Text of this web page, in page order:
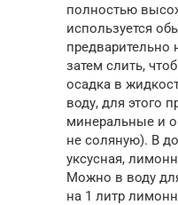
полностью
используется
предварительно
затем слить,
осадка в
воду, для этого
минеральные и
не соляную). В
уксусная,
Можно в воду
на 1 литр